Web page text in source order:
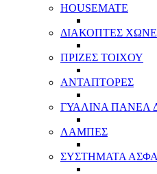
HOUSEMATE
ΔΙΑΚΟΠΤΕΣ
ΠΡΙΖΕΣ ΤΟΙΧΟΥ
ΑΝΤΑΠΤΟΡΕΣ
ΓΥΑΛΙΝΑ ΠΑΝΕΛ
ΛΑΜΠΕΣ
ΣΥΣΤΗΜΑΤΑ